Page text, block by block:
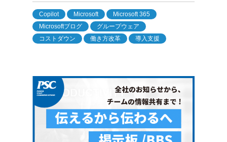
Copilot Microsoft
Microsoft 365
Microsoftブログ
グループウェア
コストダウン
働き方改革 導入支援